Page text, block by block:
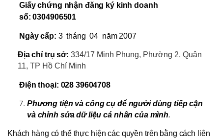
Giấy chứng nhận đăng ký kinh doanh
số: 0304906501
Ngày cấp: 3 tháng 04 năm 2007
Địa chỉ trụ sở: 334/17 Minh Phụng, Phường 2, Quận
11, TP Hồ Chí Minh
Điện thoại: 028 39604708
Phương tiện và công cụ để người dùng tiếp cận
và chỉnh sửa dữ liệu cá nhân của mình.
Khách hàng có thể thực hiện các quyền trên bằng cách liên